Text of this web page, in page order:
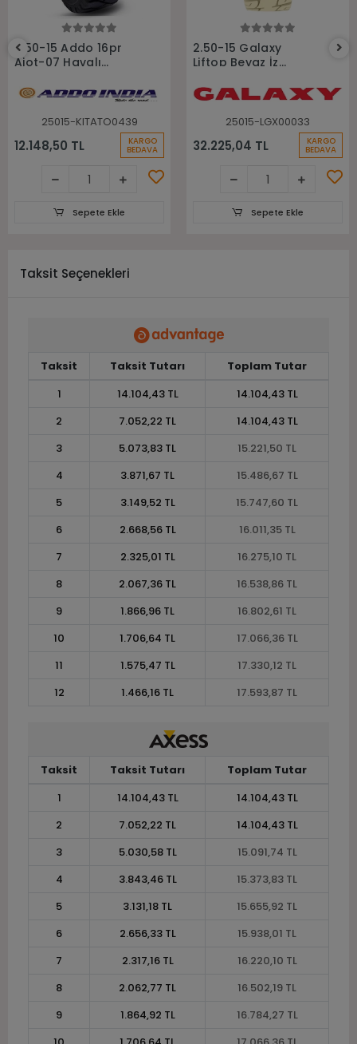
2.50-15 Addo 16pr
Aiot-07 Havalı
25015-KITATO0439
12.148,50 TL KARGO
BEDAVA
Sepete Ekle
2.50-15 Galaxy
Liftop Beyaz İz
Sekmanlı Dolgu
Forklift Lastiği
25015-LGX00033
32.225,04 TL KARGO
BEDAVA
Sepete Ekle
Taksit Seçenekleri
Taksit Taksit Tutarı
Toplam Tutar
1
14.104,43 TL
14.104,43 TL
2
7.052,22 TL
14.104,43 TL
3
5.073,83 TL
15.221,50 TL
4
3.871,67 TL
15.486,67 TL
5
3.149,52 TL
15.747,60 TL
6
2.668,56 TL
16.011,35 TL
7
2.325,01 TL
16.275,10 TL
8
2.067,36 TL
16.538,86 TL
9
1.866,96 TL
16.802,61 TL
10
1.706,64 TL
17.066,36 TL
11
1.575,47 TL
17.330,12 TL
12
1.466,16 TL 17.593,87 TL
Taksit Taksit Tutarı
Toplam Tutar
1
14.104,43 TL
14.104,43 TL
2
7.052,22 TL
14.104,43 TL
3
5.030,58 TL
15.091,74 TL
4
3.843,46 TL
15.373,83 TL
5
3.131,18 TL
15.655,92 TL
6
2.656,33 TL
15.938,01 TL
7
2.317,16 TL
16.220,10 TL
8
2.062,77 TL
16.502,19 TL
9
1.864,92 TL
16.784,27 TL